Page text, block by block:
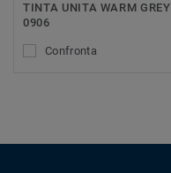
TINTA UNITA WARM GREY
0906
Confronta